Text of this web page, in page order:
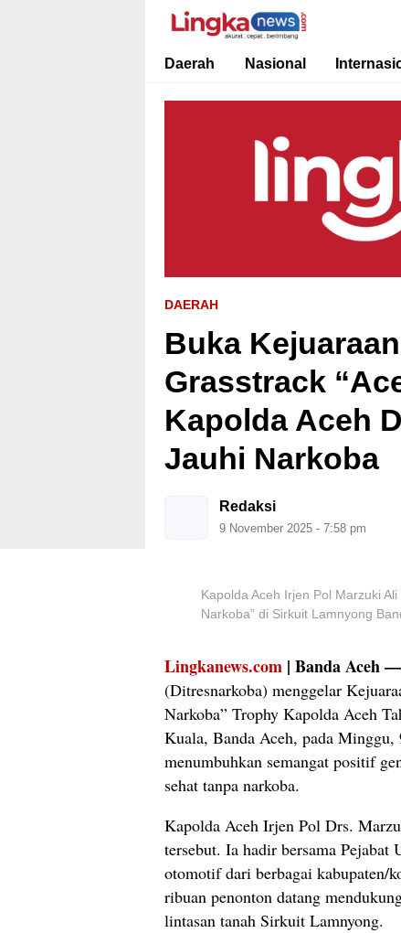
Lingkanews
Akurat. Cepat & Berimbang
Daerah Nasional
DAERAH
Buka
Grasstrack
Kapolda Aceh
Jauhi Narkoba
Redaksi
9 November 2025 - 7:58 pm
Kapolda Aceh Irjen Pol Marzuki
Narkoba” di Sirkuit Lamnyong
Lingkanews.com | Banda Aceh —
(Ditresnarkoba) menggelar
Narkoba” Trophy Kapolda Aceh
Kuala, Banda Aceh, pada
menumbuhkan semangat positif
sehat tanpa narkoba.
Kapolda Aceh Irjen Pol Drs.
tersebut. Ia hadir bersama
otomotif dari berbagai kabupaten/
ribuan penonton datang
lintasan tanah Sirkuit Lamnyong.